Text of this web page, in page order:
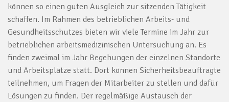
können so einen guten Ausgleich zur sitzenden Tätigkeit
schaffen. Im Rahmen des betrieblichen Arbeits- und
Gesundheitsschutzes bieten wir viele Termine im Jahr zur
betrieblichen arbeitsmedizinischen Untersuchung an. Es
finden zweimal im Jahr Begehungen der einzelnen Standorte
und Arbeitsplätze statt. Dort können Sicherheitsbeauftragte
teilnehmen, um Fragen der Mitarbeiter zu stellen und dafür
Lösungen zu finden. Der regelmäßige Austausch der